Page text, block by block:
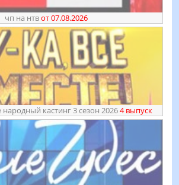
чп на нтвот 07.08.2026
народный кастинг 3 сезон 20264 выпуск